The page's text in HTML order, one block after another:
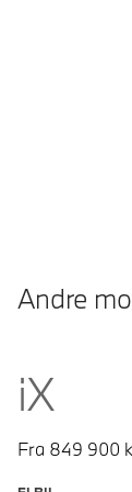
Andre
iX
Fra 849 900